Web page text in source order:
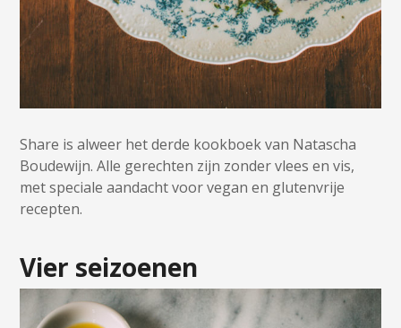
Share is alweer het derde kookboek van Natascha
Boudewijn. Alle gerechten zijn zonder vlees en vis,
met speciale aandacht voor vegan en glutenvrije
recepten.
Vier seizoenen